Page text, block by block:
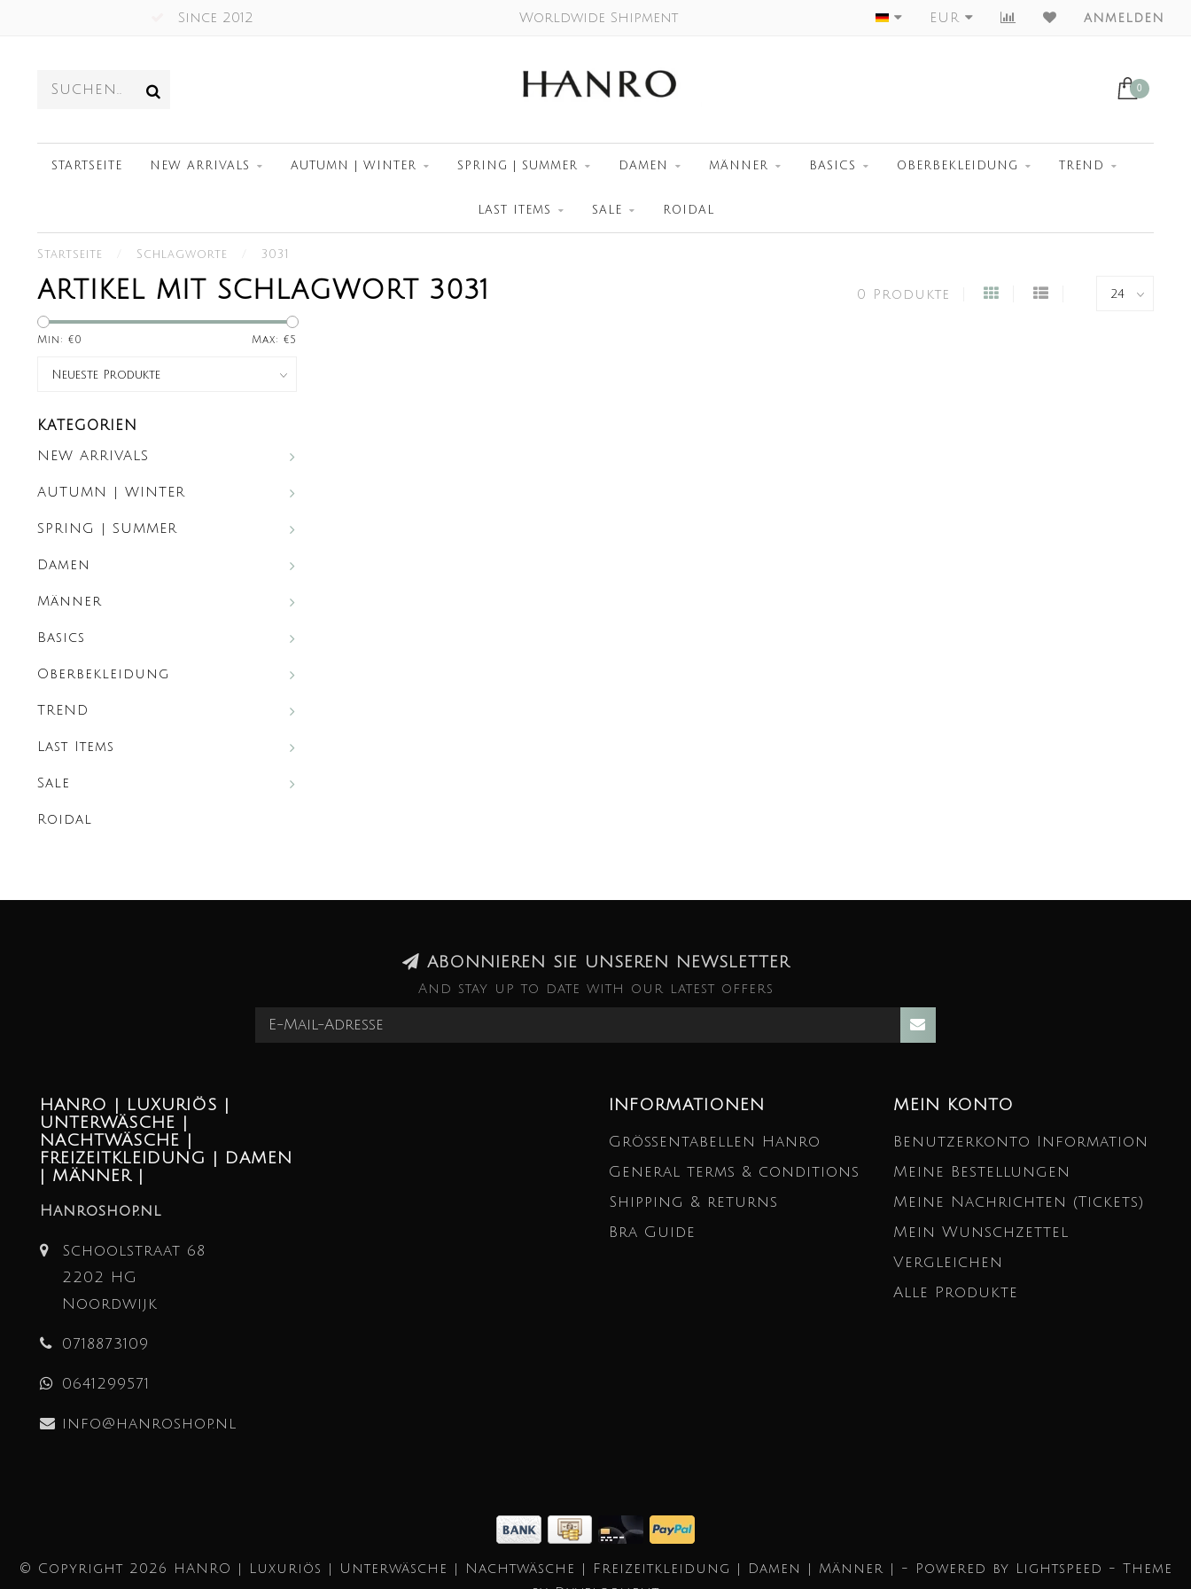
Since 2012 Worldwide Shipment Largest Collection
EUR anmelden
0
STARTSEITE NEW ARRIVALS AUTUMN | WINTER SPRING | SUMMER DAMEN MÄNNER BASICS OBERBEKLEIDUNG TREND
LAST ITEMS SALE ROIDAL
Startseite Schlagworte 3031
ARTIKEL MIT SCHLAGWORT 3031 0 Produkte
Min: €0 Max: €5
KATEGORIEN
NEW ARRIVALS
AUTUMN | WINTER
SPRING | SUMMER
Damen
Männer
Basics
Oberbekleidung
TREND
Last Items
Sale
Roidal
ABONNIEREN SIE UNSEREN NEWSLETTER
And stay up to date with our latest offers
HANRO | LUXURIÖS |
UNTERWÄSCHE |
NACHTWÄSCHE |
FREIZEITKLEIDUNG | DAMEN
| MÄNNER |
Hanroshop.nl
Schoolstraat 68
2202 HG
Noordwijk
0718873109
0641299571
info@hanroshop.nl
INFORMATIONEN
Größentabellen Hanro
General terms & conditions
Shipping & returns
Bra Guide
MEIN KONTO
Benutzerkonto Information
Meine Bestellungen
Meine Nachrichten (Tickets)
Mein Wunschzettel
Vergleichen
Alle Produkte
© Copyright 2026 HANRO | Luxuriös | Unterwäsche | Nachtwäsche | Freizeitkleidung | Damen | Männer | - Powered by Lightspeed - Theme